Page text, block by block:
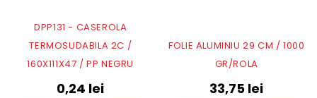
DPP131 - CASEROLA
TERMOSUDABILA 2C /
160X111X47 / PP NEGRU
0,24 lei
FOLIE ALUMINIU 29 CM / 1000
GR/ROLA
33,75 lei